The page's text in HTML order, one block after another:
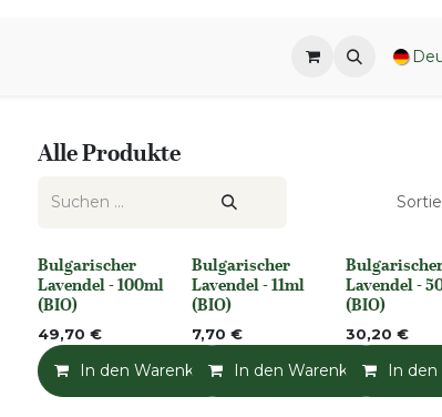
Alle Produkte
None
Bulgarischer
Lavendel - 100ml
(BIO)
49,70 €
In den Warenkorb Auf die Wunschliste
None
Bulgarischer
Lavendel - 11ml
(BIO)
7,70 €
In den Warenkorb
None
Lavendel -
(BIO)
30,20 €
In den